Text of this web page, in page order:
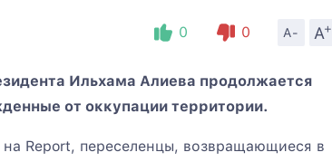
0 0 A- A
+
Ильхама Алиева продолжается
от оккупации территории.
на Report, переселенцы, возвращающиеся в